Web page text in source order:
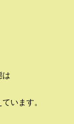
は
います。